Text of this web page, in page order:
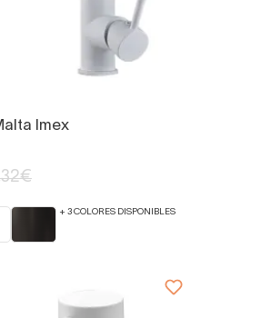
Imex
+ 3 COLORES DISPONIBLES